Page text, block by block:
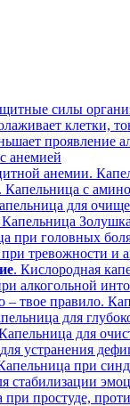
силы
клетки,
проявление
анемией
анемии.
. Капельница с
для
Капельница
при головных
тревожности и
. Кислородная
алкогольной
– твое правило.
для
для
устранения
при
стабилизации
при простуде,